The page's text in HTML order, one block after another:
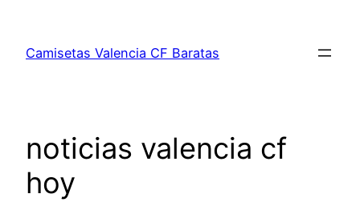
contenido
Camisetas Valencia CF Baratas
noticias valencia cf
hoy